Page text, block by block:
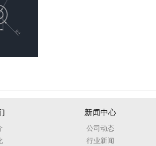
新闻中心
公司动态
行业新闻